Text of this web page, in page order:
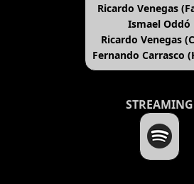
Ricardo Venegas
Ismael Oddó
Ricardo Venegas
Fernando Carrasco
STREAMING